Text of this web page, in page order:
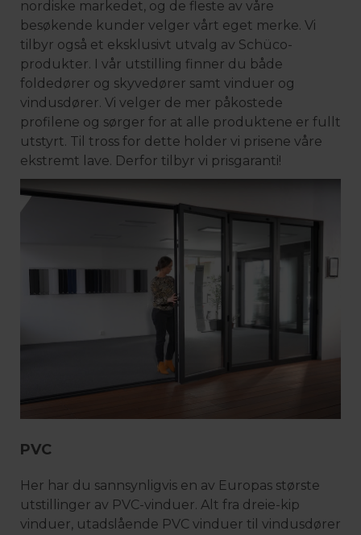
nordiske markedet, og de fleste av våre
besøkende kunder velger vårt eget merke. Vi
tilbyr også et eksklusivt utvalg av Schüco-
produkter. I vår utstilling finner du både
foldedører og skyvedører samt vinduer og
vindusdører. Vi velger de mer påkostede
profilene og sørger for at alle produktene er fullt
utstyrt. Til tross for dette holder vi prisene våre
ekstremt lave. Derfor tilbyr vi prisgaranti!
PVC
Her har du sannsynligvis en av Europas største
utstillinger av PVC-vinduer. Alt fra dreie-kip
vinduer, utadslående PVC vinduer til vindusdører